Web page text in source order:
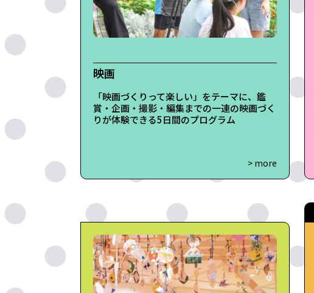
映画
「映画づくりって楽しい」をテーマに、鑑
賞・企画・撮影・編集までの一連の映画づく
りが体験できる5日間のプログラム
> more